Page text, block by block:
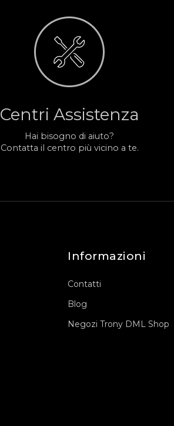
Centri Assistenza
Hai bisogno di aiuto?
Contatta il centro più vicino a te.
Informazioni
Contatti
Blog
Negozi Trony DML Shop